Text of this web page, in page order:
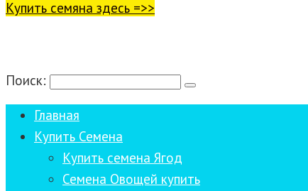
Купить семяна здесь =>>
Поиск:
Главная
Купить Семена
Купить семена Ягод
Семена Овощей купить